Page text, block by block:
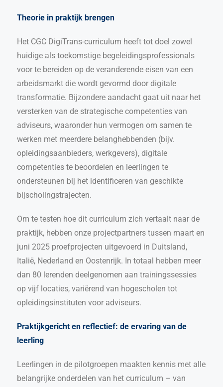
Theorie in praktijk brengen
Het CGC DigiTrans-curriculum heeft tot doel zowel
huidige als toekomstige begeleidingsprofessionals
voor te bereiden op de veranderende eisen van een
arbeidsmarkt die wordt gevormd door digitale
transformatie. Bijzondere aandacht gaat uit naar het
versterken van de strategische competenties van
adviseurs, waaronder hun vermogen om samen te
werken met meerdere belanghebbenden (bijv.
opleidingsaanbieders, werkgevers), digitale
competenties te beoordelen en leerlingen te
ondersteunen bij het identificeren van geschikte
bijscholingstrajecten.
Om te testen hoe dit curriculum zich vertaalt naar de
praktijk, hebben onze projectpartners tussen maart en
juni 2025 proefprojecten uitgevoerd in Duitsland,
Italië, Nederland en Oostenrijk. In totaal hebben meer
dan 80 lerenden deelgenomen aan trainingssessies
op vijf locaties, variërend van hogescholen tot
opleidingsinstituten voor adviseurs.
Praktijkgericht en reflectief: de ervaring van de
leerling
Leerlingen in de pilotgroepen maakten kennis met alle
belangrijke onderdelen van het curriculum – van